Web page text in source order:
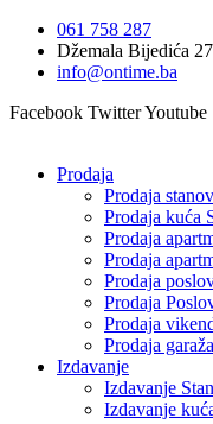
sadržaj
061 758 287
Džemala Bijedića
info@ontime.ba
Facebook TwitterYoutube
Prodaja
Prodaja
Prodaja kuća
Prodaja
Prodaja
Prodaja
Prodaja
Prodaja
Prodaja
Izdavanje
Izdavanje
Izdavanje